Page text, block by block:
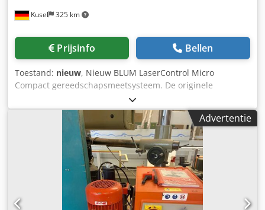
Kusel 325 km
Prijsinfo Bellen
Toestand: nieuw, Nieuw BLUM LaserControl Micro
Compact gereedschapsmeetsysteem. De originele
verpakking is uitsluitend geopend voor het maken van
foto's. Cedpfx Aszcgzfei Djrf Fabrikant: BLUM-Novotest
Productlijn: LaserControl Micro Compact NT Type: 87.0634-
014-NT-A6365/32-5/S1,6 Apparaattype: Laser-
gereedschapsmeetsysteem Uitvoering: Micro Compact NT
Beschikbare hoeveelheid: 3 stuks
Advertentie